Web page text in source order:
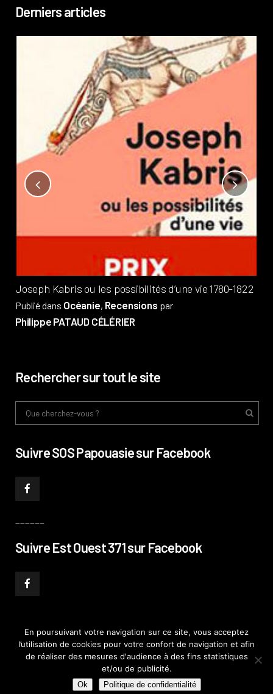
Derniers articles
Joseph Kabris ou les possibilités d’une vie 1780-1822
Publié dans Océanie, Recensions par
Philippe PATAUD CÉLÉRIER
Rechercher sur tout le site
Suivre SOS Papouasie sur Facebook
Suivre Est Ouest 371 sur Facebook
© PHILIPPE PATAUD CÉLÉRIER 2019–MENTIONS LÉGALES–POLITIQUE DE
CONFIDENTIALITÉ–PLAN DE SITE
En poursuivant votre navigation sur ce site, vous acceptez
l’utilisation de cookies pour votre confort de navigation et afin
de réaliser des mesures d'audience à des fins statistiques
et/ou de publicité.
Ok Politique de confidentialité